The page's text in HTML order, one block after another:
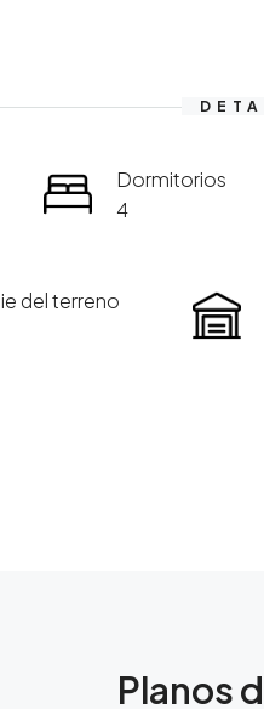
Dormitorios
4
del terreno
Planos